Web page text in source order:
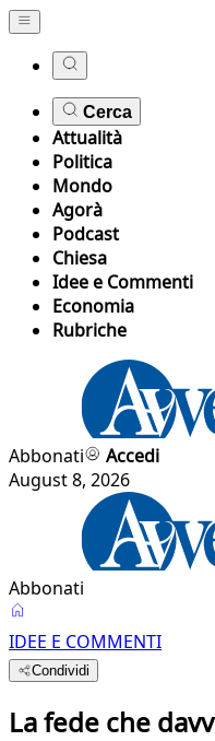
Cerca
Attualità
Politica
Mondo
Agorà
Podcast
Chiesa
Idee e Commenti
Economia
Rubriche
Abbonati
Accedi
August 8, 2026
Abbonati
IDEE E COMMENTI
Condividi
La fede che